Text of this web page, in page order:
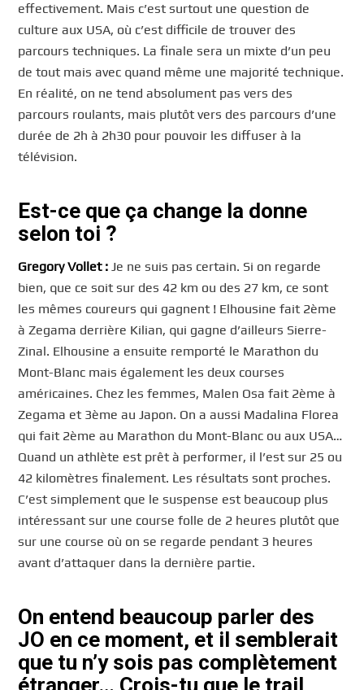
effectivement. Mais c’est surtout une question de
culture aux USA, où c’est difficile de trouver des
parcours techniques. La finale sera un mixte d’un peu
de tout mais avec quand même une majorité technique.
En réalité, on ne tend absolument pas vers des
parcours roulants, mais plutôt vers des parcours d’une
durée de 2h à 2h30 pour pouvoir les diffuser à la
télévision.
Est-ce que ça change la donne
selon toi ?
GregoryVollet :Je ne suis pas certain. Si on regarde
bien, que ce soit sur des 42 km ou des 27 km, ce sont
les mêmes coureurs qui gagnent ! Elhousine fait 2ème
à Zegama derrière Kilian, qui gagne d’ailleurs Sierre-
Zinal. Elhousine a ensuite remporté le Marathon du
Mont-Blanc mais également les deux courses
américaines. Chez les femmes, Malen Osa fait 2ème à
Zegama et 3ème au Japon. On a aussi Madalina Florea
qui fait 2ème au Marathon du Mont-Blanc ou aux USA…
Quand un athlète est prêt à performer, il l’est sur 25 ou
42 kilomètres finalement. Les résultats sont proches.
C’est simplement que le suspense est beaucoup plus
intéressant sur une course folle de 2 heures plutôt que
sur une course où on se regarde pendant 3 heures
avant d’attaquer dans la dernière partie.
On entend beaucoup parler des
JO en ce moment, et il semblerait
que tu n’y sois pas complètement